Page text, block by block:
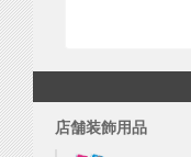
店舗装飾用品